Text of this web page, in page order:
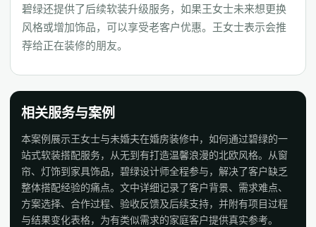
碧绿还提供了后续软装升级服务，如果王女士未来想更换
风格或增加饰品，可以享受老客户优惠。王女士表示会推
荐给正在装修的朋友。
相关服务与案例
本案例展示王女士与未婚夫在婚房装修中，如何通过碧绿的一
站式软装搭配服务，从无到有打造温馨浪漫的北欧风格。从窗
帘、灯饰到家具饰品，碧绿设计师全程参与，解决了客户缺乏
整体搭配经验的痛点。文中详细记录了客户背景、需求难点、
方案选择、合作过程、验收反馈及后续支持，并附有项目过程
与结果变化表格，为有类似需求的家庭客户提供真实参考。